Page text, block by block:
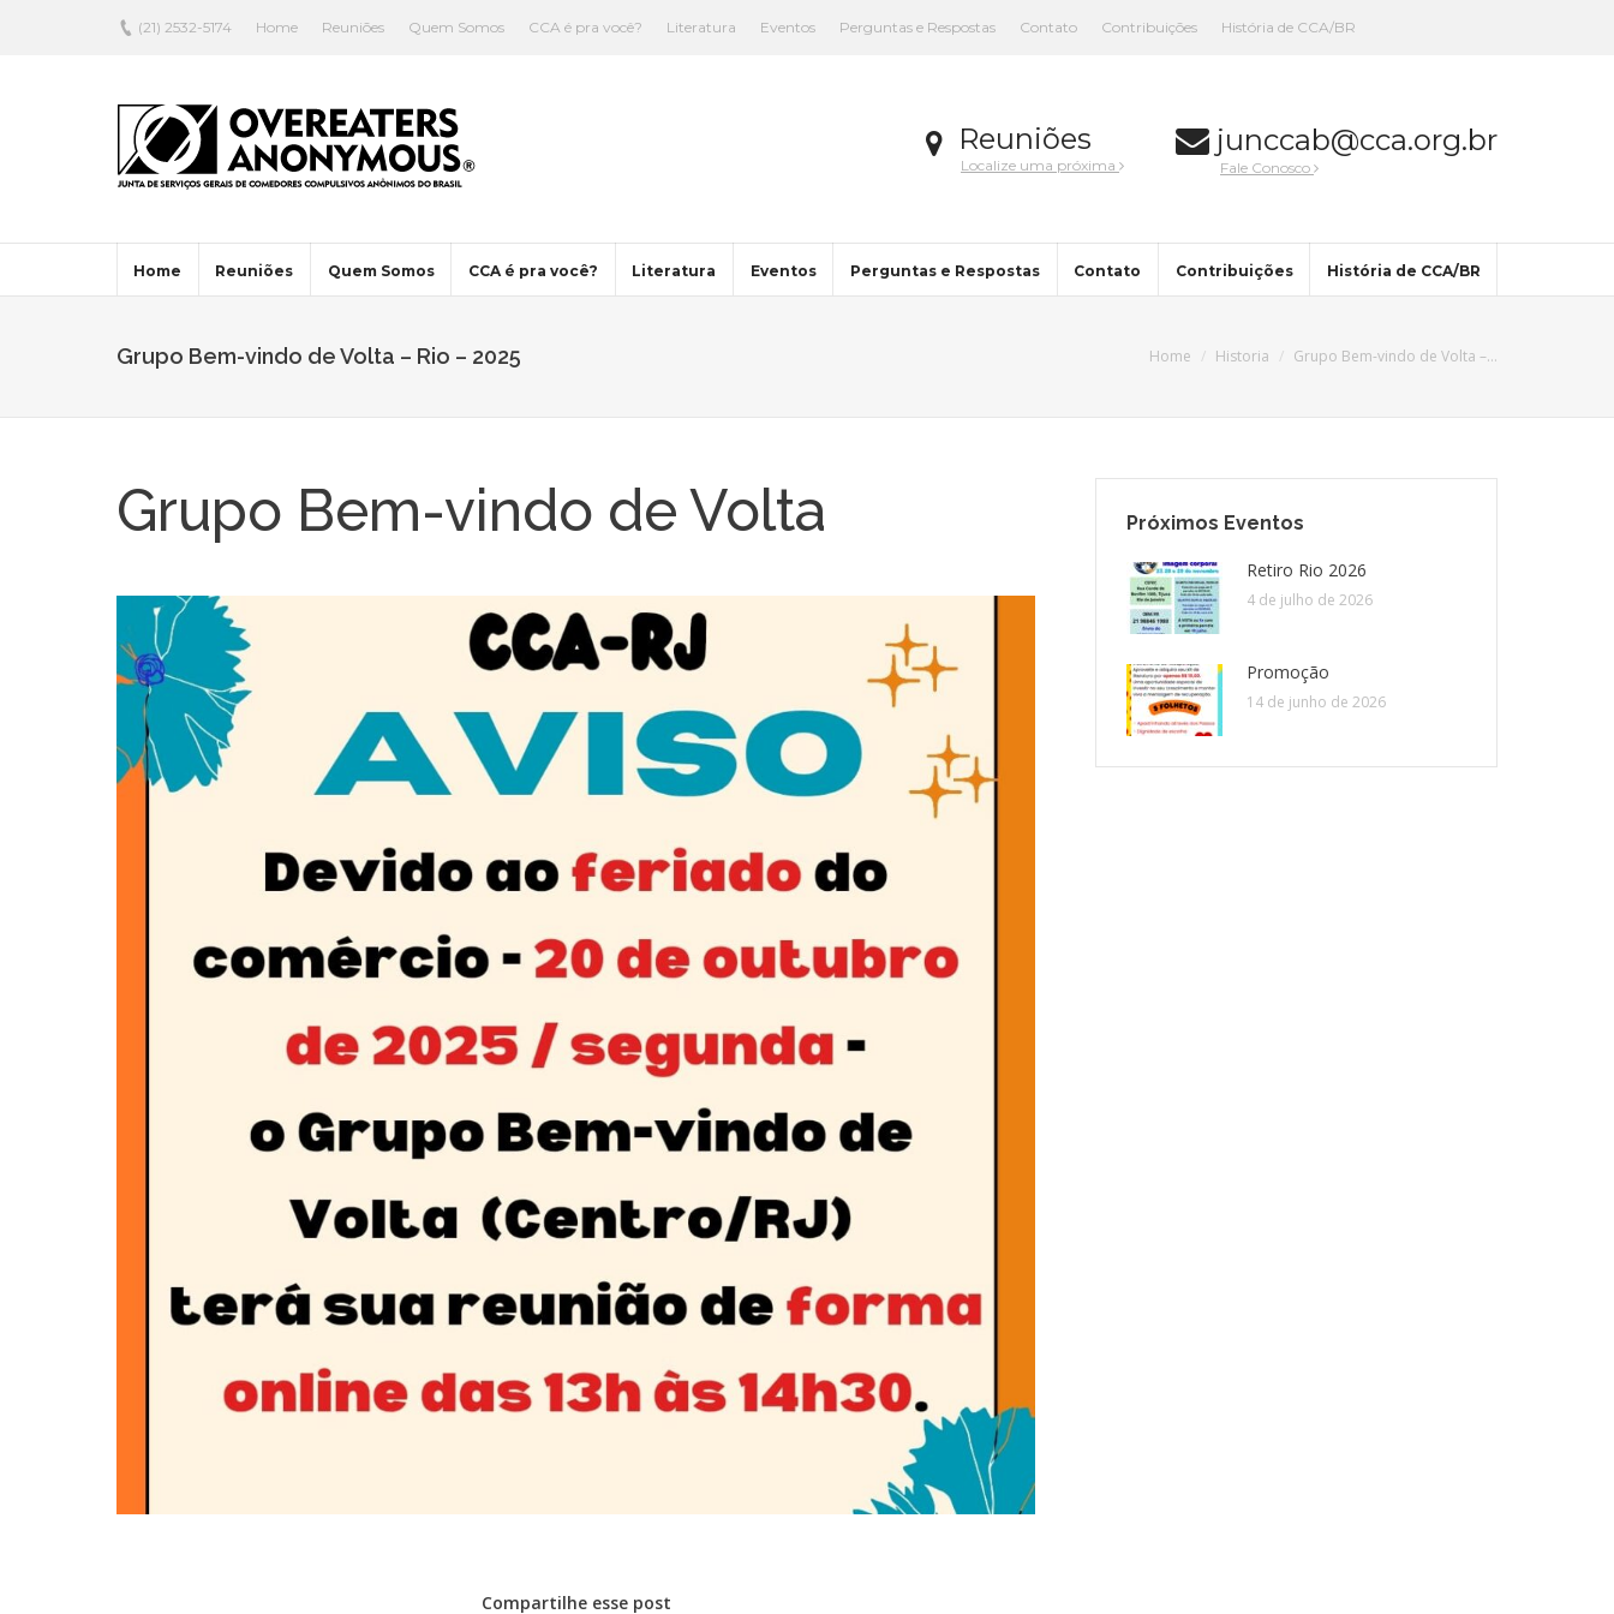
(21) 2532-5174 Home Reuniões Quem Somos CCA é pra você? Literatura Eventos Perguntas e Respostas Contato Contribuições História de CCA/BR
Reuniões
Localize uma próxima
junccab@cca.org.br
Fale Conosco
Home Reuniões Quem Somos CCA é pra você? Literatura Eventos Perguntas e Respostas Contato Contribuições História de CCA/BR
Grupo Bem-vindo de Volta – Rio – 2025 Home Historia Grupo Bem-vindo de Volta –…
Grupo Bem-vindo de Volta
Compartilhe esse post
Próximos Eventos
Retiro Rio 2026
4 de julho de 2026
Promoção
14 de junho de 2026